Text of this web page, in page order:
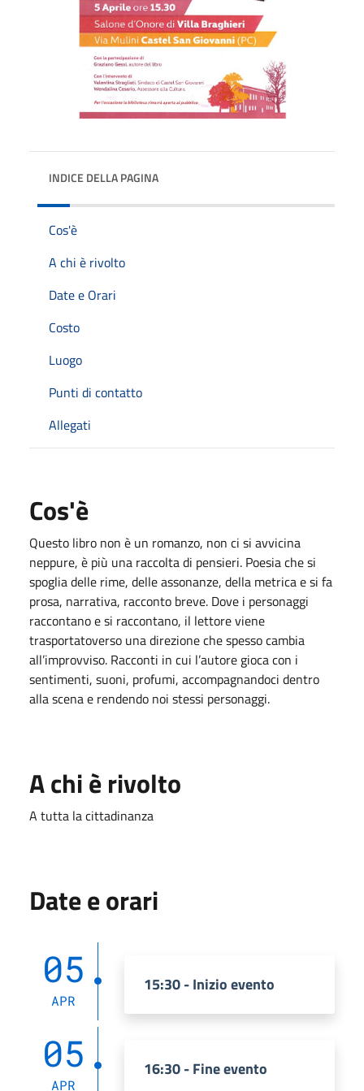
INDICE DELLA PAGINA
Cos'è
A chi è rivolto
Date e Orari
Costo
Luogo
Punti di contatto
Allegati
Cos'è
Questo libro non è un romanzo, non ci si avvicina
neppure, è più una raccolta di pensieri. Poesia che si
spoglia delle rime, delle assonanze, della metrica e si fa
prosa, narrativa, racconto breve. Dove i personaggi
raccontano e si raccontano, il lettore viene
trasportatoverso una direzione che spesso cambia
all’improvviso. Racconti in cui l’autore gioca con i
sentimenti, suoni, profumi, accompagnandoci dentro
alla scena e rendendo noi stessi personaggi.
A chi è rivolto
A tutta la cittadinanza
Date e orari
05
APR
15:30 - Inizio evento
05
APR
16:30 - Fine evento